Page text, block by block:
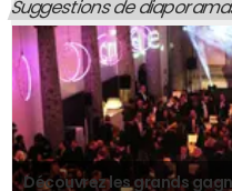
Suggestions de
Découvrez les grands